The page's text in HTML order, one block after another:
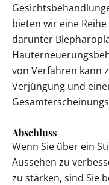
bieten wir eine
darunter
von Verfahren kann
Verjüngung und
Abschluss
Wenn Sie über ein
Aussehen zu
zu stärken, sind Sie